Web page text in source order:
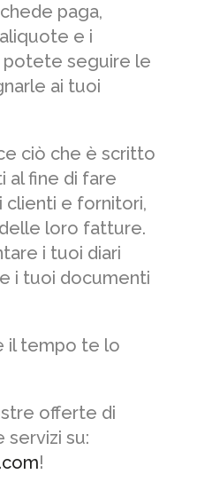
paga,
e i
potete seguire le
ai tuoi
ciò che è scritto
al fine di fare
clienti e fornitori,
loro fatture.
i tuoi diari
i tuoi documenti
il tempo te lo
offerte di
servizi su:
!